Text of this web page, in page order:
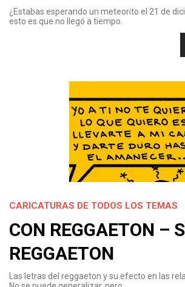
¿Estabas esperando un meteorito el 21 de
esto es que no llegó a tiempo.
CARICATURAS DE TODOS LOS TEMAS
CON REGGAETON –
REGGAETON
Las letras del reggaeton y su efecto en las